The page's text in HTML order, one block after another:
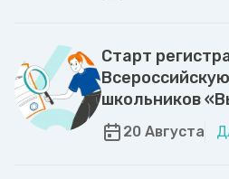
Старт
школьников
20 Августа